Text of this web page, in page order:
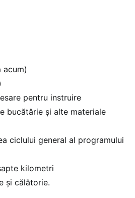
acum)
pentru instruire
bucătărie și alte materiale
ciclului general al programului
kilometri
și călătorie.